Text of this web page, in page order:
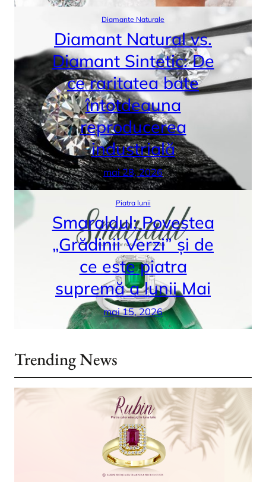
Diamante Naturale
Diamant Natural vs.
Diamant Sintetic: De
ce raritatea bate
întotdeauna
reproducerea
industrială
mai 28, 2026
Piatra lunii
Smaraldul: Povestea
„Grădinii Verzi” și de
ce este piatra
supremă a lunii Mai
mai 15, 2026
Trending News